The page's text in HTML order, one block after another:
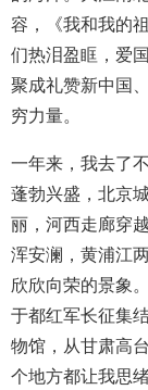
容，《我和我的
们热泪盈眶，爱
聚成礼赞新中国
穷力量。
一年来，我去了
蓬勃兴盛，北京
丽，河西走廊穿
浑安澜，黄浦江
欣欣向荣的景象
于都红军长征集
物馆，从甘肃高
个地方都让我思